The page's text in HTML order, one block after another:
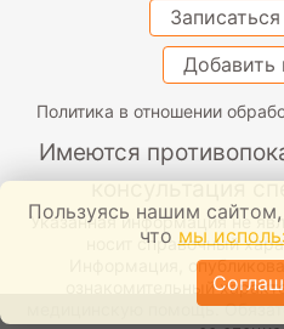
Добавить
Политика в отношении
Имеются
консультация
Указанная информация не
носит справочный
Информация,
ознакомительный
медицинскую помощь.
Пользуясь нашим
что мы